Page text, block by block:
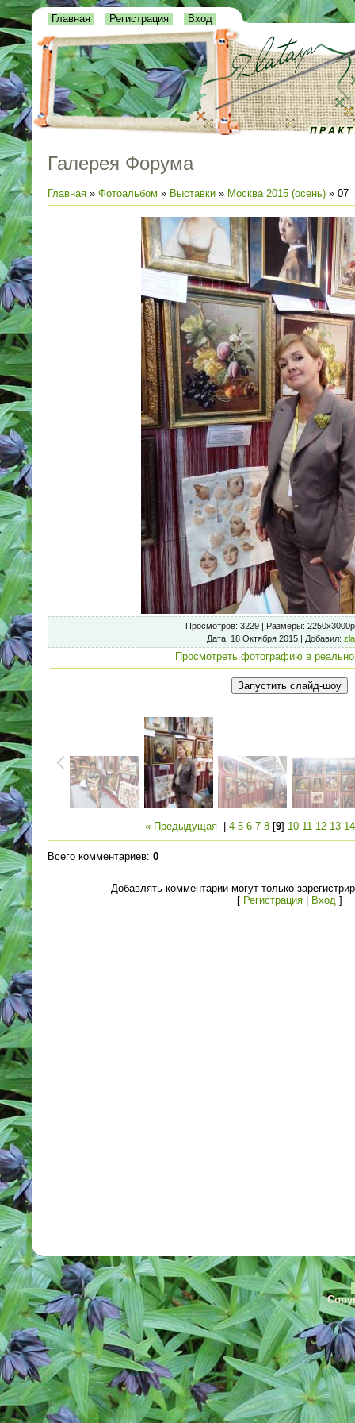
Главная Регистрация Вход
Галерея Форума
Главная » Фотоальбом » Выставки » Москва 2015 (осень) » 07
Просмотров: 3229 | Размеры:
Дата: 18 Октября 2015 | Добавил:
Просмотреть фотографию в
« Предыдущая| 4 5 6 7 8[9] 10 11 12 13 14
Всего комментариев: 0
Добавлять комментарии могут только
[ Регистрация| Вход ]